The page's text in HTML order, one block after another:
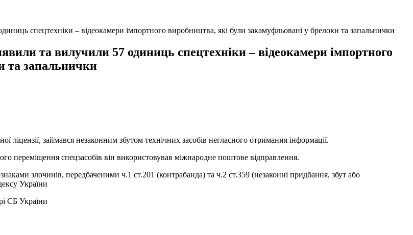
спецтехніки – відеокамери імпортного виробництва, які були закамуфльовані у брелоки та запальнички
та вилучили 57 одиниць спецтехніки – відеокамери імпортного
та запальнички
займався незаконним збутом технічних засобів негласного отримання інформації.
переміщення спецзасобів він використовував міжнародне поштове відправлення.
злочинів, передбаченими ч.1 ст.201 (контрабанда) та ч.2 ст.359 (незаконні придбання, збут або
України
СБ України